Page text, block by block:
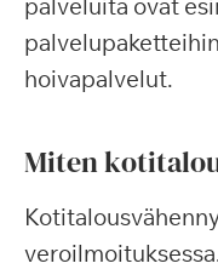
palveluita ovat
hoivapalvelut.
Miten